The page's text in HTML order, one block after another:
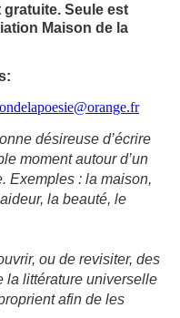
gratuite. Seule est
Maison de la
désireuse d’écrire
moment autour d’un
Exemples : la maison,
la beauté, le
ou de revisiter, des
la littérature universelle
afin de les